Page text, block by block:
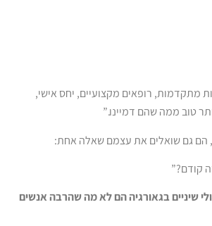
מתקדמות, רופאים מקצועיים, יחס אישי,
טוב ממה שהם דמיינו.”
הם גם שואלים את עצמם שאלה אחת:
קודם?”
שיניים בגאורגיה הם לא מה שהרבה אנשים